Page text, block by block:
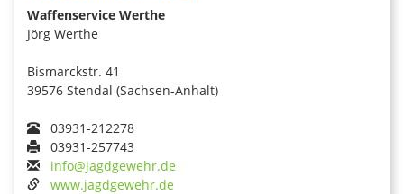
Waffenservice Werthe
Jörg Werthe
Bismarckstr. 41
39576 Stendal (Sachsen-Anhalt)
03931-212278
03931-257743
info@jagdgewehr.de
www.jagdgewehr.de